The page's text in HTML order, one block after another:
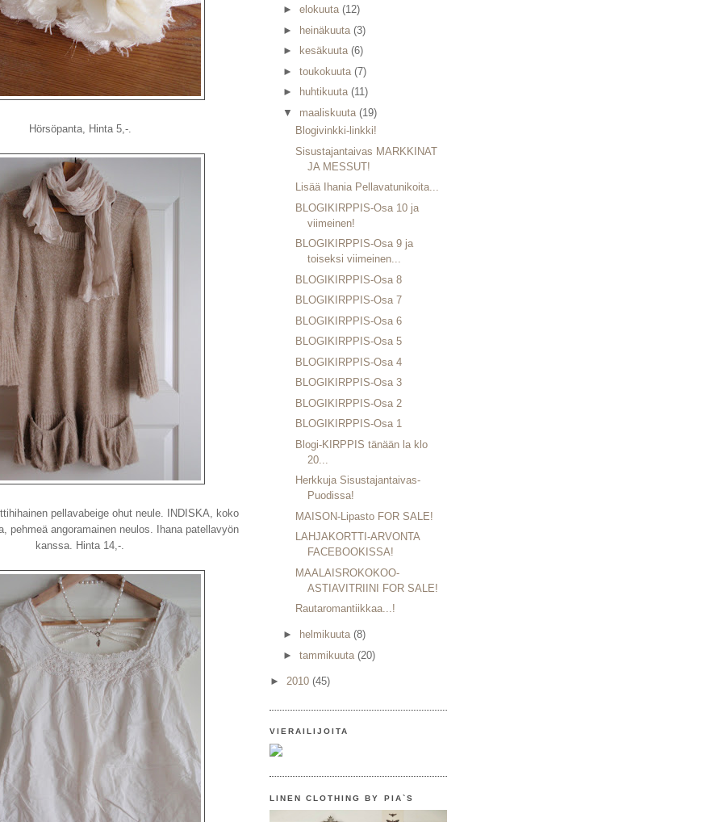
Hörsöpanta, Hinta 5,-.
pellavabeige ohut neule. INDISKA, koko
pehmeä angoramainen neulos. Ihana patellavyön
kanssa. Hinta 14,-.
► elokuuta (12)
►
heinäkuuta (3)
►
kesäkuuta (6)
► toukokuuta (7)
►
huhtikuuta (11)
▼ maaliskuuta (19)
Blogivinkki-linkki!
Sisustajantaivas MARKKINAT
JA MESSUT!
Lisää Ihania Pellavatunikoita...
BLOGIKIRPPIS-Osa 10 ja
viimeinen!
BLOGIKIRPPIS-Osa 9 ja
toiseksi viimeinen...
BLOGIKIRPPIS-Osa 8
BLOGIKIRPPIS-Osa 7
BLOGIKIRPPIS-Osa 6
BLOGIKIRPPIS-Osa 5
BLOGIKIRPPIS-Osa 4
BLOGIKIRPPIS-Osa 3
BLOGIKIRPPIS-Osa 2
BLOGIKIRPPIS-Osa 1
Blogi-KIRPPIS tänään la klo
20...
Herkkuja Sisustajantaivas-
Puodissa!
MAISON-Lipasto FOR SALE!
LAHJAKORTTI-ARVONTA
FACEBOOKISSA!
MAALAISROKOKOO-
ASTIAVITRIINI FOR SALE!
Rautaromantiikkaa...!
► helmikuuta (8)
► tammikuuta (20)
► 2010 (45)
VIERAILIJOITA
LINEN CLOTHING BY PIA`S